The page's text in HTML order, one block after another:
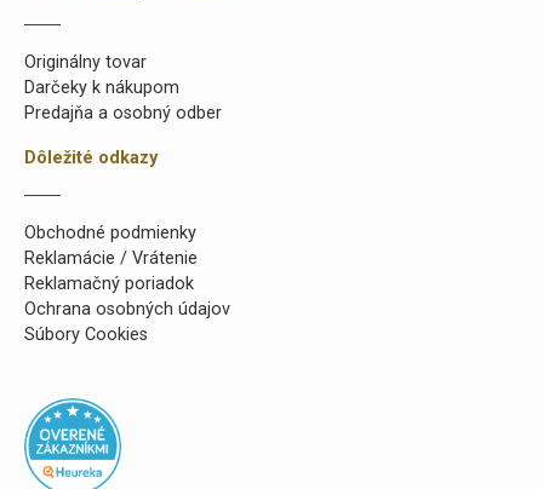
Originálny tovar
Darčeky k nákupom
Predajňa a osobný odber
Dôležité odkazy
Obchodné podmienky
Reklamácie / Vrátenie
Reklamačný poriadok
Ochrana osobných údajov
Súbory Cookies